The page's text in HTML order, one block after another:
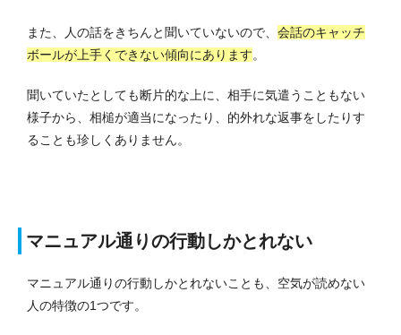
また、人の話をきちんと聞いていないので、 会話のキャッチ
ボールが上手くできない傾向にあります。
聞いていたとしても断片的な上に、相手に気遣うこともない
様子から、相槌が適当になったり、的外れな返事をしたりす
ることも珍しくありません。
マニュアル通りの行動しかとれない
マニュアル通りの行動しかとれないことも、空気が読めない
人の特徴の1つです。